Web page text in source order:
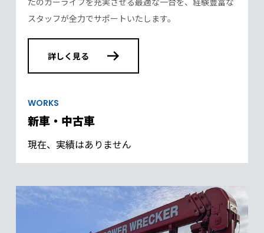
スタッフが全力でサポートいたします。
詳しく見る
WORKS
新車・中古車
現在、実績はありません